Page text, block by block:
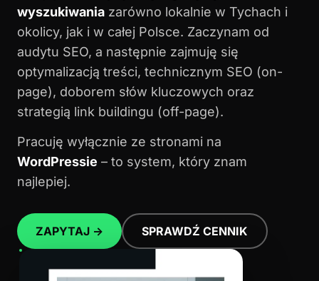
wyszukiwania zarówno lokalnie w Tychach i
okolicy, jak i w całej Polsce. Zaczynam od
audytu SEO, a następnie zajmuję się
optymalizacją treści, technicznym SEO (on-
page), doborem słów kluczowych oraz
strategią link buildingu (off-page).
Pracuję wyłącznie ze stronami na
WordPressie – to system, który znam
najlepiej.
ZAPYTAJ → SPRAWDŹ CENNIK